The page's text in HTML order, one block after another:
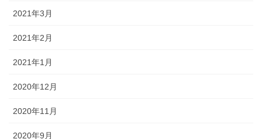
2021年3月
2021年2月
2021年1月
2020年12月
2020年11月
2020年9月